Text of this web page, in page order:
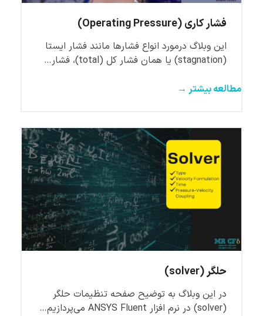
فشار کاری (Operating Pressure)
این وبلاگ درمورد انواع فشارها مانند فشار ایستا
(stagnation) یا همان فشار کل (total)، فشار…
مطالعه بیشتر →
حلگر (solver)
در این وبلاگ به توضیح صفحه تنظیمات حلگر
(solver) در نرم افزار ANSYS Fluent می‌پردازیم…